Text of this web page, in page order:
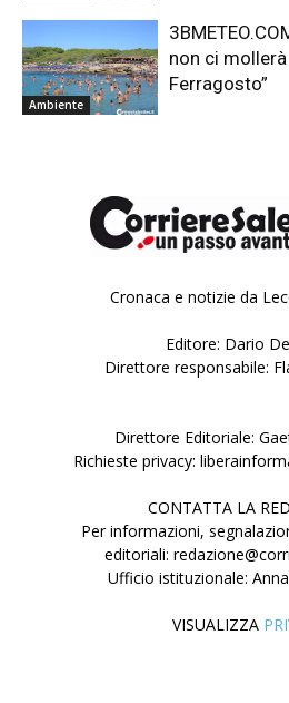
Ambiente
non ci
Ferragosto”
Cronaca e notizie da
Editore: Dario
Direttore responsabile:
Direttore Editoriale:
Richieste privacy:
CONTATTA LA
Per informazioni,
editoriali:
Ufficio istituzionale:
VISUALIZZA